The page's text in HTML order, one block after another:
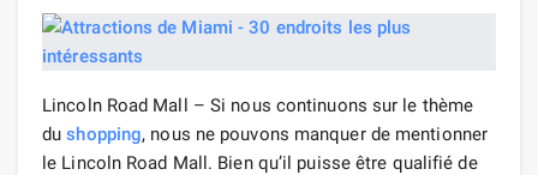
Lincoln Road Mall – Si nous continuons sur le thème
dushopping, nous ne pouvons manquer de mentionner
le Lincoln Road Mall. Bien qu’il puisse être qualifié de